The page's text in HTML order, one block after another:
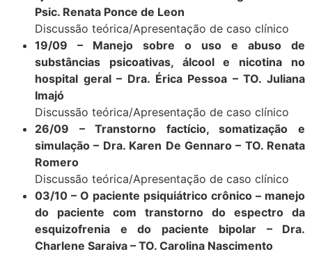
Psic. Renata Ponce de Leon
Discussão teórica/Apresentação de caso clínico
19/09 – Manejo sobre o uso e abuso de
substâncias psicoativas, álcool e nicotina no
hospital geral – Dra. Érica Pessoa – TO. Juliana
Imajó
Discussão teórica/Apresentação de caso clínico
26/09 – Transtorno factício, somatização e
simulação – Dra. Karen De Gennaro – TO. Renata
Romero
Discussão teórica/Apresentação de caso clínico
03/10 – O paciente psiquiátrico crônico – manejo
do paciente com transtorno do espectro da
esquizofrenia e do paciente bipolar – Dra.
Charlene Saraiva – TO. Carolina Nascimento